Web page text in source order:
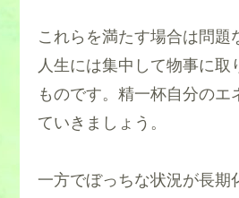
これらを満たす場合は問題
人生には集中して物事に取
ものです。精一杯自分のエ
ていきましょう。
一方でぼっちな状況が長期